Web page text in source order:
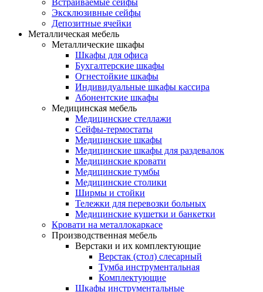
Встраиваемые сейфы
Эксклюзивные сейфы
Депозитные ячейки
Металлическая мебель
Металлические шкафы
Шкафы для офиса
Бухгалтерские шкафы
Огнестойкие шкафы
Индивидуальные шкафы кассира
Абонентские шкафы
Медицинская мебель
Медицинские стеллажи
Сейфы-термостаты
Медицинские шкафы
Медицинские шкафы для раздевалок
Медицинские кровати
Медицинские тумбы
Медицинские столики
Ширмы и стойки
Тележки для перевозки больных
Медицинские кушетки и банкетки
Кровати на металлокаркасе
Производственная мебель
Верстаки и их комплектующие
Верстак (стол) слесарный
Тумба инструментальная
Комплектующие
Шкафы инструментальные